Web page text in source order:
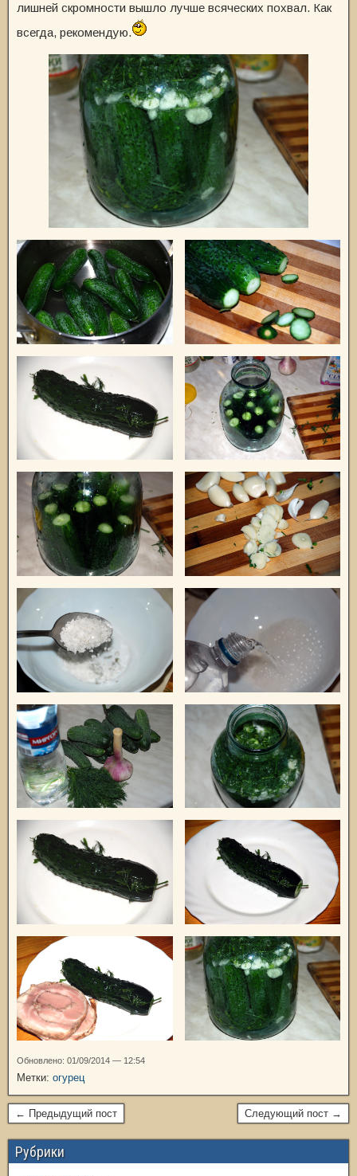
лишней скромности вышло лучше всяческих похвал. Как
всегда, рекомендую.
Обновлено: 01/09/2014 — 12:54
Метки: огурец
← Предыдущий пост Следующий пост →
Рубрики